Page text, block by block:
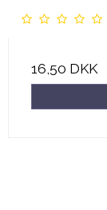
16,50 DKK